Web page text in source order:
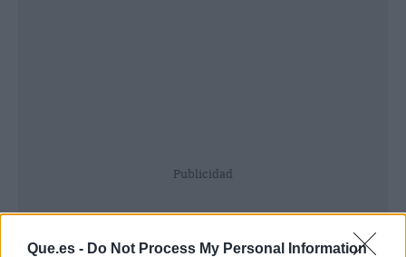
Que.es - Do Not Process My Personal Information
Publicidad